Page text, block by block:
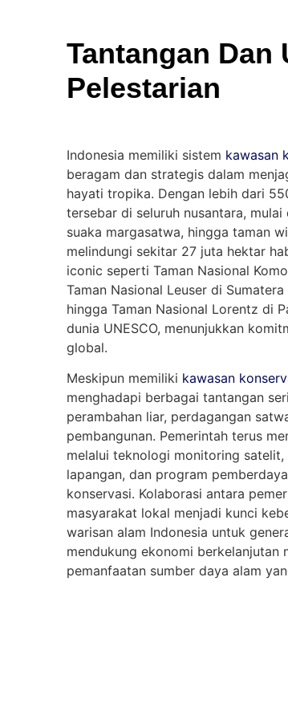
Tantangan Dan
Pelestarian
Indonesia memiliki sistem kawasan
beragam dan strategis dalam
hayati tropika. Dengan lebih dari
tersebar di seluruh nusantara,
suaka margasatwa, hingga taman
melindungi sekitar 27 juta hektar
iconic seperti Taman Nasional
Taman Nasional Leuser di
hingga Taman Nasional Lorentz di
dunia UNESCO, menunjukkan
global.
Meskipun memiliki kawasan
menghadapi berbagai tantangan
perambahan liar, perdagangan
pembangunan. Pemerintah terus
melalui teknologi monitoring
lapangan, dan program
konservasi. Kolaborasi antara
masyarakat lokal menjadi kunci
warisan alam Indonesia untuk
mendukung ekonomi berkelanjutan
pemanfaatan sumber daya alam